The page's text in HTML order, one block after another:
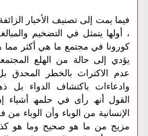
فیما یمت إلى تصنیف الأخبار
، أولھا یتمثل في التضخیم
كورونا في مجتمع ما ھي أكثر
یؤدي إلى حالة من الھلع
عدم الاكتراث بالخطر المحدق
وادعاءات باكتشاف الدواء
القول أنھ رأى في حلمھ
الإنسانیة من الوباء وأن الوباء
مزیج من ما ھو صحیح وما ھو